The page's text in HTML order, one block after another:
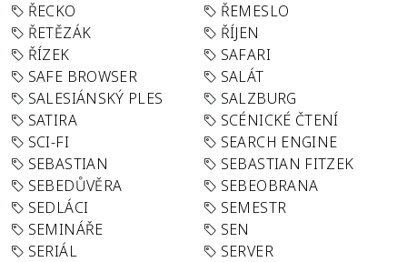
ŘECKO
ŘEMESLO
ŘETĚZÁK
ŘÍJEN
ŘÍZEK
SAFARI
SAFE BROWSER
SALÁT
SALESIÁNSKÝ PLES
SALZBURG
SATIRA
SCÉNICKÉ ČTENÍ
SCI-FI
SEARCH ENGINE
SEBASTIAN
SEBASTIAN FITZEK
SEBEDŮVĚRA
SEBEOBRANA
SEDLÁCI
SEMESTR
SEMINÁŘE
SEN
SERIÁL
SERVER